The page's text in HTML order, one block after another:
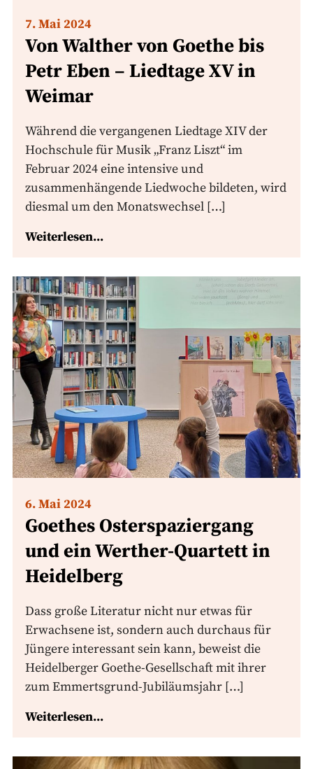
7. Mai 2024
Von Walther von Goethe bis
Petr Eben – Liedtage XV in
Weimar
Während die vergangenen Liedtage XIV der
Hochschule für Musik „Franz Liszt“ im
Februar 2024 eine intensive und
zusammenhängende Liedwoche bildeten, wird
diesmal um den Monatswechsel […]
Weiterlesen...
6. Mai 2024
Goethes Osterspaziergang
und ein Werther-Quartett in
Heidelberg
Dass große Literatur nicht nur etwas für
Erwachsene ist, sondern auch durchaus für
Jüngere interessant sein kann, beweist die
Heidelberger Goethe-Gesellschaft mit ihrer
zum Emmertsgrund-Jubiläumsjahr […]
Weiterlesen...